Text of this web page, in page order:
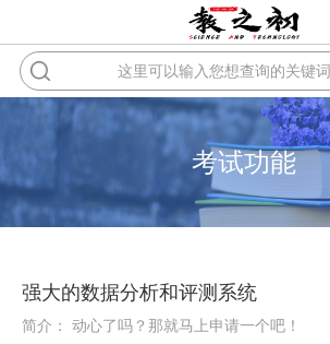
考试功能
强大的数据分析和评测系统
简介： 动心了吗？那就马上申请一个吧！